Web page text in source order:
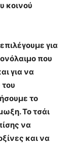
κοινού
για
που
για να
το
Το τσάι
να
και να